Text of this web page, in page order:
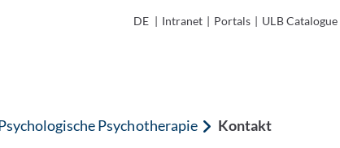
DE | Intranet | Portals | ULB Catalogue
Psychotherapie Kontakt